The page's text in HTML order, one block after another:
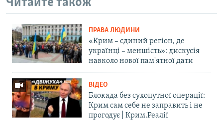
Читайте також
ПРАВА ЛЮДИНИ
«Крим – єдиний регіон, де
українці – меншість»: дискусія
навколо нової пам'ятної дати
ВІДЕО
Блокада без сухопутної операції:
Крим сам себе не заправить і не
прогодує | Крим.Реалії